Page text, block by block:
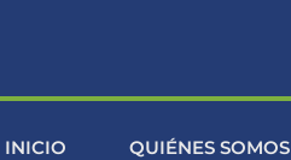
INICIO QUIÉNES SOMOS